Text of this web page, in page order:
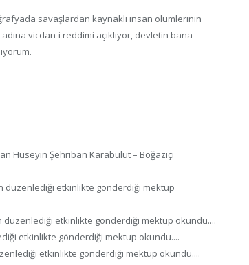
savaşlardan kaynaklı insan ölümlerinin
vicdan-i reddimi açıklıyor, devletin bana
Hüseyin Şehriban Karabulut – Boğaziçi
düzenlediği etkinlikte gönderdiği mektup
düzenlediği etkinlikte gönderdiği mektup okundu....
etkinlikte gönderdiği mektup okundu....
etkinlikte gönderdiği mektup okundu....